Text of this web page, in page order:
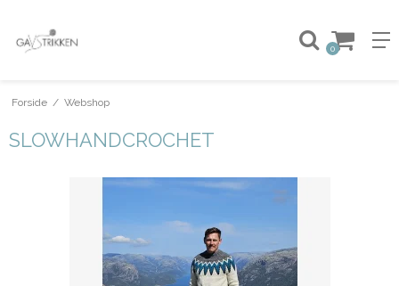
0
Forside / Webshop
SLOWHANDCROCHET